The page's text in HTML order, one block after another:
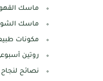
ماسك
ماسك
مكونات
روتين
نصائح لنجاح